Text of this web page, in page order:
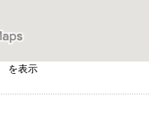
を表示